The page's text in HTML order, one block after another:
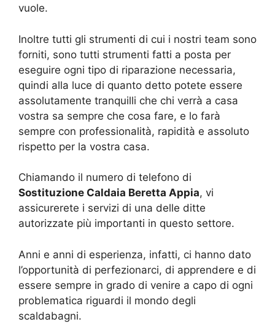
vuole.
Inoltre tutti gli strumenti di cui i nostri team sono
forniti, sono tutti strumenti fatti a posta per
eseguire ogni tipo di riparazione necessaria,
quindi alla luce di quanto detto potete essere
assolutamente tranquilli che chi verrà a casa
vostra sa sempre che cosa fare, e lo farà
sempre con professionalità, rapidità e assoluto
rispetto per la vostra casa.
Chiamando il numero di telefono di
Sostituzione Caldaia Beretta Appia, vi
assicurerete i servizi di una delle ditte
autorizzate più importanti in questo settore.
Anni e anni di esperienza, infatti, ci hanno dato
l’opportunità di perfezionarci, di apprendere e di
essere sempre in grado di venire a capo di ogni
problematica riguardi il mondo degli
scaldabagni.